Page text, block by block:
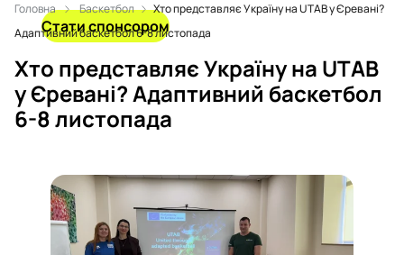
Стати спонсором
Головна Баскетбол
Хто представляє Україну на UTAB у Єревані?
Адаптивний баскетбол 6-8 листопада
Хто представляє Україну на UTAB
у Єревані? Адаптивний баскетбол
6-8 листопада